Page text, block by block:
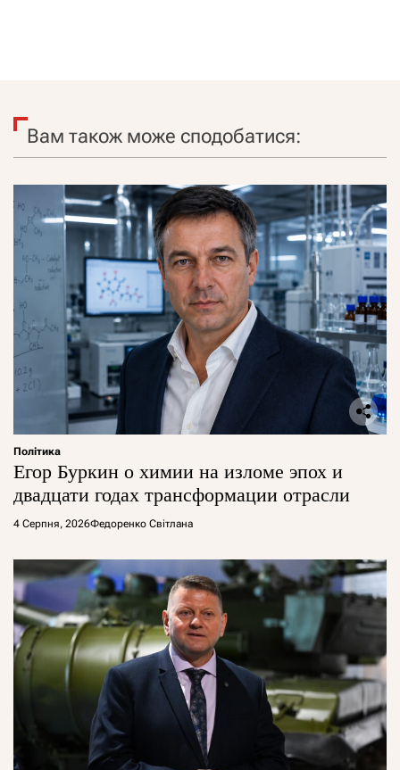
Вам також може сподобатися:
Політика
Егор Буркин о химии на изломе эпох и
двадцати годах трансформации отрасли
4 Серпня, 2026Федоренко Світлана